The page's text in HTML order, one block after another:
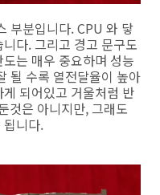
부분입니다. CPU 와 닿
다. 그리고 경고 문구도
는 매우 중요하며 성능
될 수록 열전달율이 높아
되어있고 거울처럼 반
것은 아니지만, 그래도
됩니다.